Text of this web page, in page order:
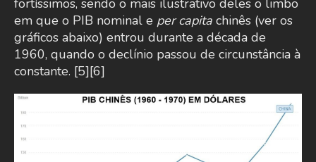
fortíssimos, sendo o mais ilustrativo deles o limbo
em que o PIB nominal e per capita chinês (ver os
gráficos abaixo) entrou durante a década de
1960, quando o declínio passou de circunstância à
constante. [5][6]